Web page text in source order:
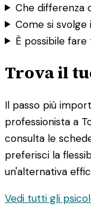
Che differenza
Come si
È possibile
Trova il
Il passo più
professionista a
consulta le
preferisci la
un'alternativa
Vedi tutti gli